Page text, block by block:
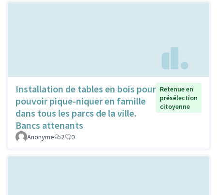
Installation de tables en bois pour
pouvoir pique-niquer en famille
dans tous les parcs de la ville.
Bancs attenants
Retenue en
présélection
citoyenne
Anonyme 2 0